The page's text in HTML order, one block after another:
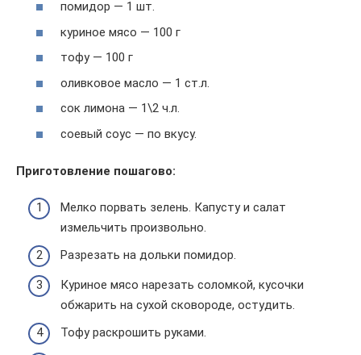
помидор — 1 шт.
куриное мясо — 100 г
тофу — 100 г
оливковое масло — 1 ст.л.
сок лимона — 1\2 ч.л.
соевый соус — по вкусу.
Приготовление пошагово:
Мелко порвать зелень. Капусту и салат
измельчить произвольно.
Разрезать на дольки помидор.
Куриное мясо нарезать соломкой, кусочки
обжарить на сухой сковороде, остудить.
Тофу раскрошить руками.